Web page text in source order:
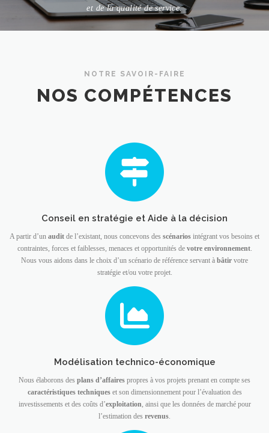
et de la qualité de service.
NOTRE SAVOIR-FAIRE
NOS COMPÉTENCES
Conseil en stratégie et Aide à la décision
A partir d’un audit de l’existant, nous concevons des scénarios intégrant vos besoins et
contraintes, forces et faiblesses, menaces et opportunités de votre environnement.
Nous vous aidons dans le choix d’un scénario de référence servant à bâtir votre
stratégie et/ou votre projet.
Modélisation technico-économique
Nous élaborons des plans d’affaires propres à vos projets prenant en compte ses
caractéristiques techniqueset son dimensionnement pour l’évaluation des
investissements et des coûts d’exploitation, ainsi que les données de marché pour
l’estimation des revenus.